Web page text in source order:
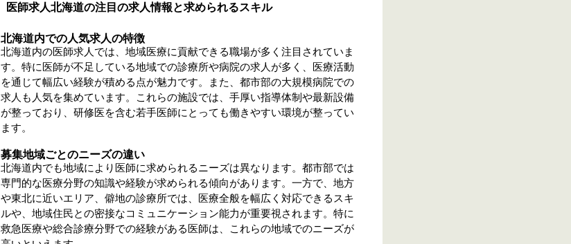
医師求人北海道の注目の求人情報と求められるスキル
北海道内での人気求人の特徴
北海道内の医師求人では、地域医療に貢献できる職場が多く注目されていま
す。特に医師が不足している地域での診療所や病院の求人が多く、医療活動
を通じて幅広い経験が積める点が魅力です。また、都市部の大規模病院での
求人も人気を集めています。これらの施設では、手厚い指導体制や最新設備
が整っており、研修医を含む若手医師にとっても働きやすい環境が整ってい
ます。
募集地域ごとのニーズの違い
北海道内でも地域により医師に求められるニーズは異なります。都市部では
専門的な医療分野の知識や経験が求められる傾向があります。一方で、地方
や東北に近いエリア、僻地の診療所では、医療全般を幅広く対応できるスキ
ルや、地域住民との密接なコミュニケーション能力が重要視されます。特に
救急医療や総合診療分野での経験がある医師は、これらの地域でのニーズが